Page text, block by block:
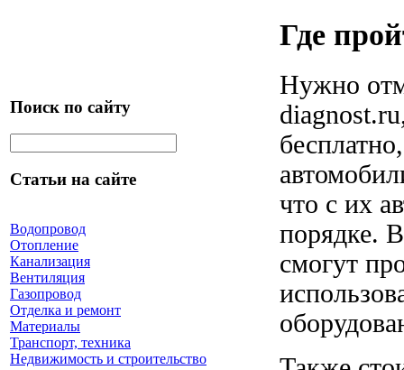
Поиск по сайту
Статьи на сайте
Водопровод
Отопление
Канализация
Вентиляция
Газопровод
Отделка и ремонт
Материалы
Транспорт, техника
Недвижимость и строительство
Где
Нужно
что с их
порядке.
смогут